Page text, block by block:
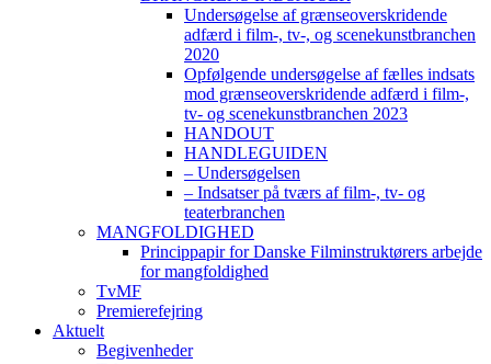
Undersøgelse af grænseoverskridende
adfærd i film-, tv-, og scenekunstbranchen
2020
Opfølgende undersøgelse af fælles indsats
mod grænseoverskridende adfærd i film-,
tv- og scenekunstbranchen 2023
HANDOUT
HANDLEGUIDEN
– Undersøgelsen
– Indsatser på tværs af film-, tv- og
teaterbranchen
MANGFOLDIGHED
Princippapir for Danske Filminstruktørers arbejde
for mangfoldighed
TvMF
Premierefejring
Aktuelt
Begivenheder